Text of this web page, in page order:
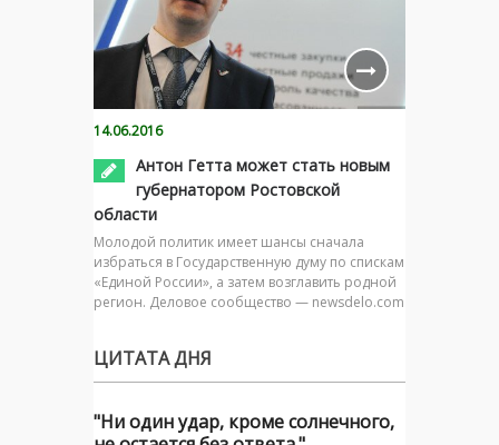
14.06.2016
Антон Гетта может стать новым
губернатором Ростовской
области
Молодой политик имеет шансы сначала
избраться в Государственную думу по спискам
«Единой России», а затем возглавить родной
регион. Деловое сообщество — newsdelo.com
ЦИТАТА ДНЯ
"Ни один удар, кроме солнечного,